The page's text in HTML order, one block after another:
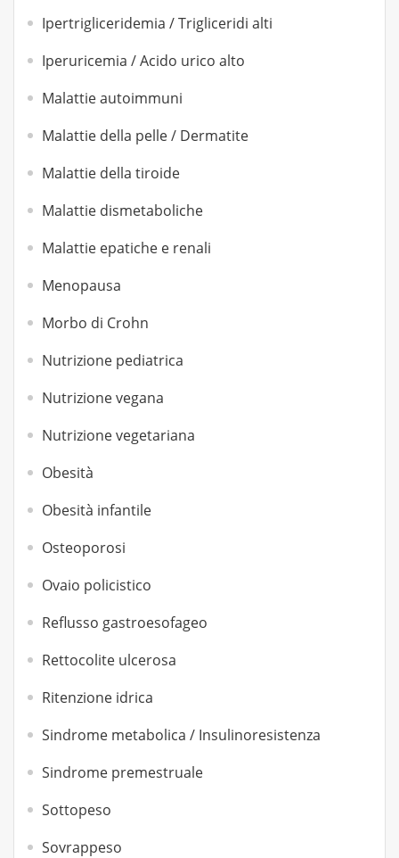
Ipertrigliceridemia / Trigliceridi alti
Iperuricemia / Acido urico alto
Malattie autoimmuni
Malattie della pelle / Dermatite
Malattie della tiroide
Malattie dismetaboliche
Malattie epatiche e renali
Menopausa
Morbo di Crohn
Nutrizione pediatrica
Nutrizione vegana
Nutrizione vegetariana
Obesità
Obesità infantile
Osteoporosi
Ovaio policistico
Reflusso gastroesofageo
Rettocolite ulcerosa
Ritenzione idrica
Sindrome metabolica / Insulinoresistenza
Sindrome premestruale
Sottopeso
Sovrappeso